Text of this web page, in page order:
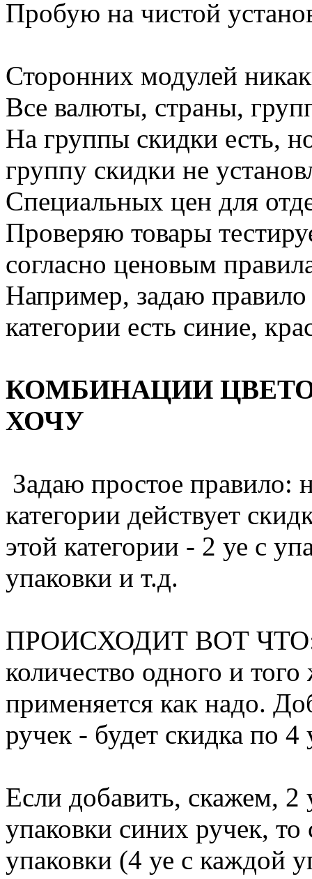
Пробую на чистой
Сторонних модулей
Все валюты, страны,
На группы скидки есть,
группу скидки не
Специальных цен для
Проверяю товары
согласно ценовым
Например, задаю
категории есть синие,
КОМБИНАЦИИ
ХОЧУ
Задаю простое правило:
категории действует
этой категории - 2 уе с
упаковки и т.д.
ПРОИСХОДИТ ВОТ ЧТО:
количество одного и
применяется как надо.
ручек - будет скидка по 4
Если добавить, скажем, 2
упаковки синих ручек, то
упаковки (4 уе с каждой